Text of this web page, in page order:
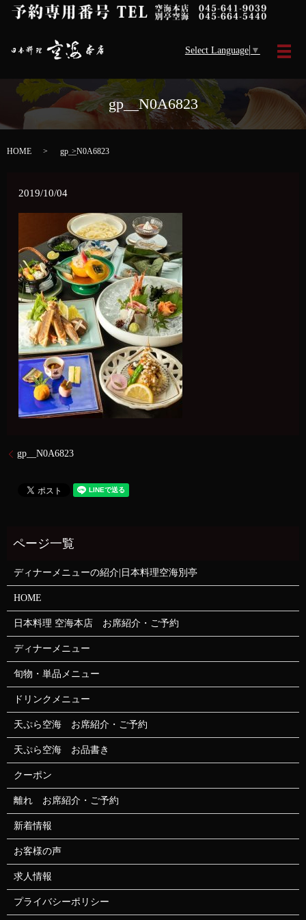
Select Language ▼
メ
gp__N0A6823
HOME gp__N0A6823
2019/10/04
gp__N0A6823
ディナーメニューの紹介|日本料理空海別亭
HOME
日本料理 空海本店 お席紹介・ご予約
ディナーメニュー
旬物・単品メニュー
ドリンクメニュー
天ぷら空海 お席紹介・ご予約
天ぷら空海 お品書き
クーポン
離れ お席紹介・ご予約
新着情報
お客様の声
求人情報
プライバシーポリシー